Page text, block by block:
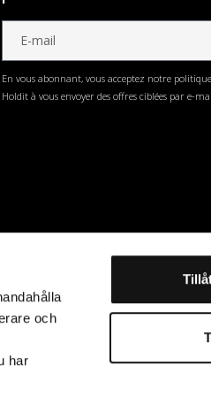
och
har
En vous abonnant, vous acceptez notre
Holdit à vous envoyer des offres ciblées par e-